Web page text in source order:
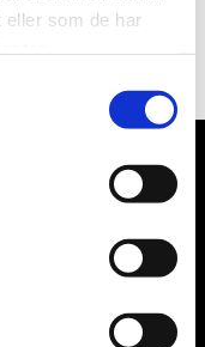
eller som de har
Kontakta oss